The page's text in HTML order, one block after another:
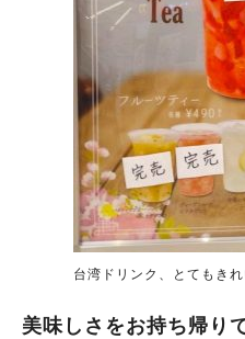
台湾ドリンク、とてもき
美味しさをお持ち帰り